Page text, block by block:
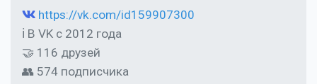
https://vk.com/id159907300
ℹ В VK с 2012 года
🤝 116 друзей
👥 574 подписчика